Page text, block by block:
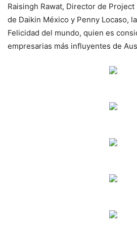
Raisingh Rawat, Director de Project
de Daikin México y Penny Locaso,
Felicidad del mundo, quien es
empresarias más influyentes de